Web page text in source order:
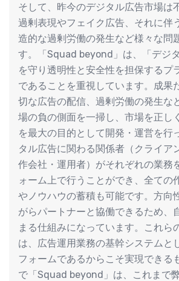
そして、昨今のデジタル広告市場は
過剰表現やフェイク広告、それに伴
造的な過剰労働の発生など様々な問
す。「Squad beyond」は、「デジ
を守り透明性と安全性を担保するプ
であることを重視しています。成果
切な広告の配信、過剰労働の発生な
場の負の側面を一掃し、市場を正し
を最大の目的として開発・運営を行
タル広告に関わる関係者（クライア
作会社・運用者）がそれぞれの業務
ォーム上で行うことができ、全ての
やノウハウの蓄積も可能です。方向
がらパートナーと協働できるため、
まる仕組みになっています。これら
は、広告運用業務の基幹システムと
フォームであるからこそ実現できる
で「Squad beyond」は、これまで